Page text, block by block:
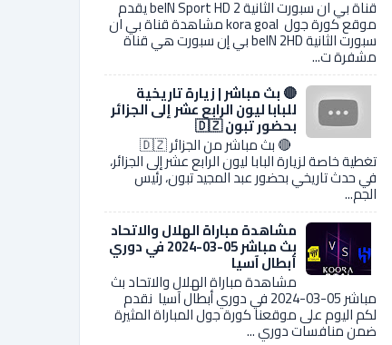
قناة بي ان سبورت الثانية 2 beIN Sport HD يقدم
موقع كورة جول kora goal مشاهدة قناة بي ان
سبورت الثانية beIN 2HD بي إن سبورت هي قناة
مشفرة ت...
🔴 بث مباشر | زيارة تاريخية
للبابا ليون الرابع عشر إلى الجزائر
بحضور تبون 🇩🇿
🔴 بث مباشر من الجزائر 🇩🇿
تغطية خاصة لزيارة البابا ليون الرابع عشر إلى الجزائر،
في حدث تاريخي بحضور عبد المجيد تبون، رئيس
الجم...
مشاهدة مباراة الهلال والاتحاد
بث مباشر 05-03-2024 في دوري
أبطال آسيا
مشاهدة مباراة الهلال والاتحاد بث
مباشر 05-03-2024 في دوري أبطال آسيا نقدم
لكم اليوم على موقعنا كورة جول المباراة المثيرة
ضمن منافسات دوري ...